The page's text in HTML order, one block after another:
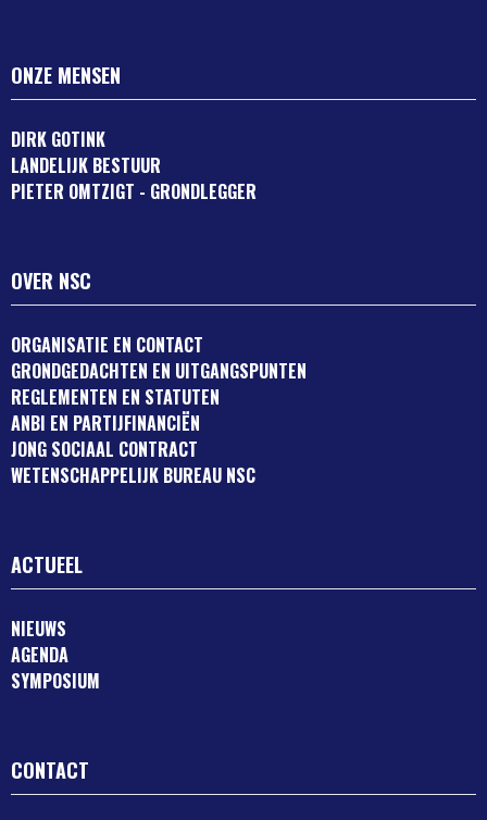
ONZE MENSEN
DIRK GOTINK
LANDELIJK BESTUUR
PIETER OMTZIGT - GRONDLEGGER
OVER NSC
ORGANISATIE EN CONTACT
GRONDGEDACHTEN EN UITGANGSPUNTEN
REGLEMENTEN EN STATUTEN
ANBI EN PARTIJFINANCIËN
JONG SOCIAAL CONTRACT
WETENSCHAPPELIJK BUREAU NSC
ACTUEEL
NIEUWS
AGENDA
SYMPOSIUM
CONTACT